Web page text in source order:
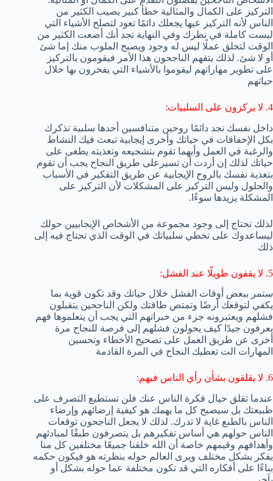
التركيز على الكمال والمثالية خطأ كبير يصيب الكثير من
الناس لأنه التركيز عيها يجعلك دائمًا تعود لتصلح الأشياء التي
ليست كاملة في نظرك وفي النهاية تجد أنك أضعت الكثير من
الوقت لتخلق عملًا ليس له وجود ويصبح الملوب منك إما شئ
أو لا شئ. لذلك يتفهم الناجحون هذا الأمر فيقومون بالتركيز
على تطوير مهاراتهم ليقوموا بالأشياء التي يفخرون بها خلال
حياتهم
4. لا يركزون على السلبيات:
داخل نفسك تجد دائمًا روحين متنافسين أحدها سلبية تذكرك
بكل الإخفاقات في حياتك وأخرى إيجابية تبعث فيك النشاط
والرغبة في العمل وأيهما تقوم بتشجيعه وتغذيته يطغى على
حياتك لذلك إن أردت أن تسيرعلى طريق النجاح يجب أن تقوم
بتغذية نفسك بالروح الإيجابية عن طريق التفكير في الأسباب
والحلول وليس التركيز على المشكلات لأن التركيز على
المشكلة يزيدها سوءًا.
لذلك تحتاج إلى وجود مجموعة من الأشخاص الإيجابيين حولك
ليساعدوك على تخطي سلبياتك في الوقت الذي تحتاج فيه إلى
ذلك
5. لا يقفون طويلًا عند الفشل:
ستمر ببعض أوقات الفشل خلال حياتك وقد تكون قوية بما
يكفي لتوقعك أرضًا وتمتص طاقتك ولكن الناجحين يتقبلون
فشلهم ويعتبرونه جزء من خبراتهم التي يجب أن يتعلموها فهم
يعرفون جيدًا كيف يحولون فشلهم إلى فرصة للنجاح مرة
أخرى عن طريق العمل على تصحيح الأخطاء وتحسين
المهارات الت تعطيك النجاح في المرة القادمة
6. لا يقلقون بشأن رأي الناس فيهم:
عندما تقلق حيال فكرة الناس عنك فلن تستطيع التصرف على
طبيعتك بل سيصبح كل ما يهمك هو كيفية إرضائهم وإرضاء
الناس بالطبع غاية لا تدرك. لذلك لا يجعل الناجحون توقعات
الناس حولهم هي أساس تفكيرهم بل يتصرفون طبقًا لمبادئهم
وأهدافهم وقيمهم خاصة أن الله خلقنا جميعًا مختلفين كل منا
يفكر بشكل مختلف ويرى العالم حوله بنظرته هو فيكون حكمه
بناءًا على أفكاره التي قد تكون مختلفة عما حوله بشكل أو